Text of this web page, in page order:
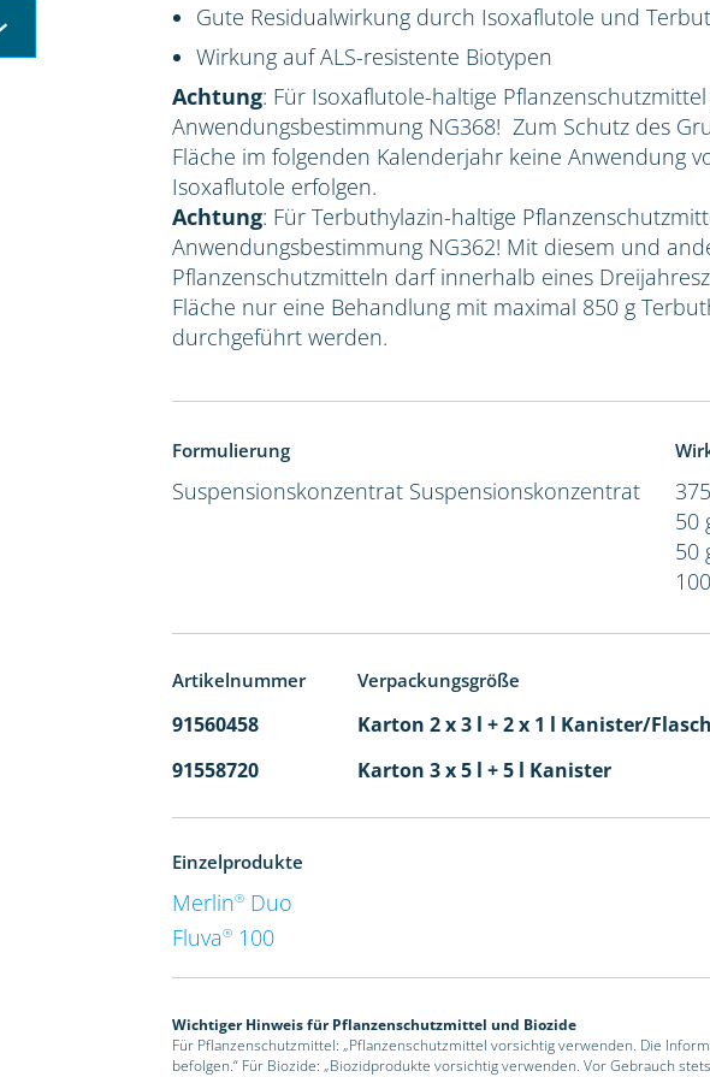
Gute Residualwirkung durch Isoxaflutole und
Wirkung auf ALS-resistente Biotypen
Achtung: Für Isoxaflutole-haltige
Anwendungsbestimmung NG368! Zum Schutz des
Fläche im folgenden Kalenderjahr keine Anwendung
Isoxaflutole erfolgen.
Achtung: Für Terbuthylazin-haltige
Anwendungsbestimmung NG362! Mit diesem und
Pflanzenschutzmitteln darf innerhalb eines
Fläche nur eine Behandlung mit maximal 850 g
durchgeführt werden.
Formulierung
Suspensionskonzentrat Suspensionskonzentrat
50
50
Artikelnummer Verpackungsgröße
91560458 Karton 2 x 3 l + 2 x 1 l Kanister/
91558720
Karton 3 x 5 l + 5 l Kanister
Einzelprodukte
Merlin® Duo
Fluva® 100
Wichtiger Hinweis für Pflanzenschutzmittel und Biozide
Für Pflanzenschutzmittel: „Pflanzenschutzmittel vorsichtig verwenden. Die
befolgen.“ Für Biozide: „Biozidprodukte vorsichtig verwenden. Vor Gebrauch